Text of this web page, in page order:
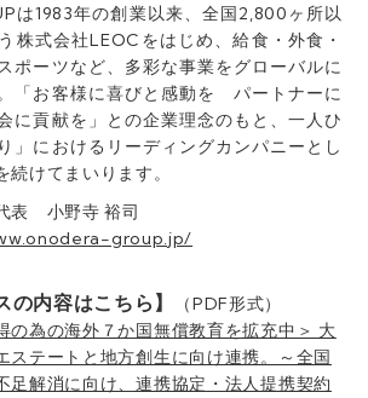
は1983年の創業以来、全国2,800ヶ所以
株式会社LEOCをはじめ、給食・外食・
ポーツなど、多彩な事業をグローバルに
「お客様に喜びと感動を パートナーに
貢献を」との企業理念のもと、一人ひ
」におけるリーディングカンパニーとし
けてまいります。
表 小野寺 裕司
group.jp/
の内容はこちら】
（PDF形式）
の為の海外７か国無償教育を拡充中＞ 大
ステートと地方創生に向け連携。～全国
足解消に向け、連携協定・法人提携契約